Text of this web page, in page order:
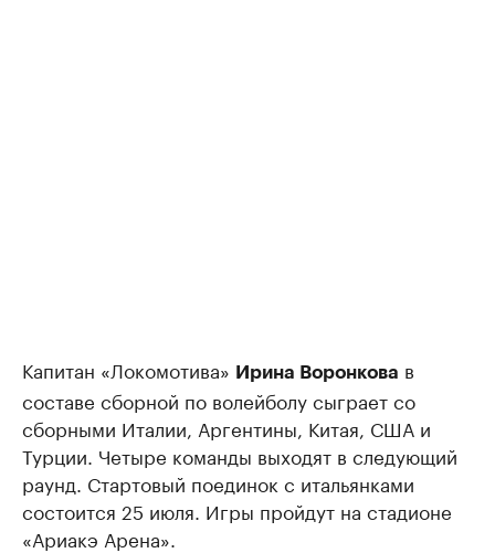
Капитан «Локомотива» Ирина Воронкова в
составе сборной по волейболу сыграет со
сборными Италии, Аргентины, Китая, США и
Турции. Четыре команды выходят в следующий
раунд. Стартовый поединок с итальянками
состоится 25 июля. Игры пройдут на стадионе
«Ариакэ Арена».